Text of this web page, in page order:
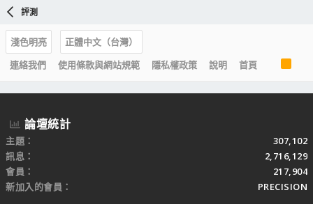
評測
淺色明亮
正體中文（台灣）
連絡我們
使用條款與網站規範 隱私權政策 說明 首頁
R
S
S
論壇統計
主題
307,102
訊息
2,716,129
會員
217,904
新加入的會員
PRECISION